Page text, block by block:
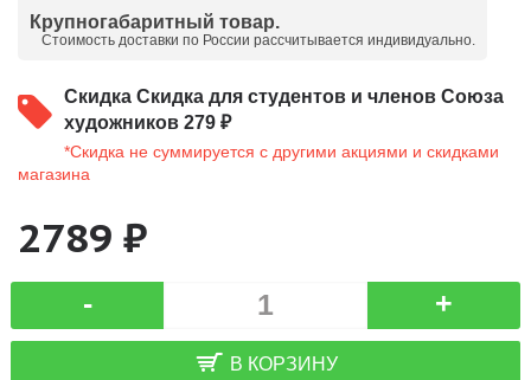
Крупногабаритный товар.
Стоимость доставки по России рассчитывается индивидуально.
Скидка Скидка для студентов и членов Союза
художников 279 ₽
*Скидка не суммируется с другими акциями и скидками
магазина
2789 ₽
- +
В КОРЗИНУ